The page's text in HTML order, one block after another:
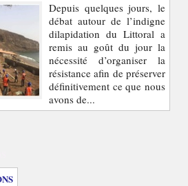
Depuis quelques jours, le
débat autour de l’indigne
dilapidation du Littoral a
remis au goût du jour la
nécessité d’organiser la
résistance afin de préserver
définitivement ce que nous
avons de...